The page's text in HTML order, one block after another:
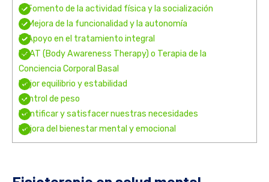
5. Fomento de la actividad física y la socialización
6. Mejora de la funcionalidad y la autonomía
7. Apoyo en el tratamiento integral
BBAT (Body Awareness Therapy) o Terapia de la
Conciencia Corporal Basal
Mejor equilibrio y estabilidad
Control de peso
Identificar y satisfacer nuestras necesidades
Mejora del bienestar mental y emocional